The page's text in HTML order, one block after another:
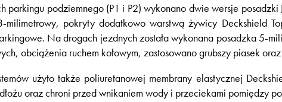
parkingu podziemnego (P1 i P2) wykonano dwie wersje posadzki
milimetrowy, pokryty dodatkowo warstwą żywicy Deckshield
Na drogach jezdnych została wykonana posadzka 5-
obciążenia ruchem kołowym, zastosowano grubszy piasek
użyto także poliuretanowej membrany elastycznej
oraz chroni przed wnikaniem wody i przeciekami pomiędzy